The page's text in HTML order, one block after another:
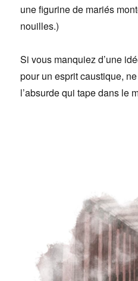
une figurine de mariés
nouilles.)
Si vous manquiez d’une
pour un esprit caustique,
l’absurde qui tape dans le